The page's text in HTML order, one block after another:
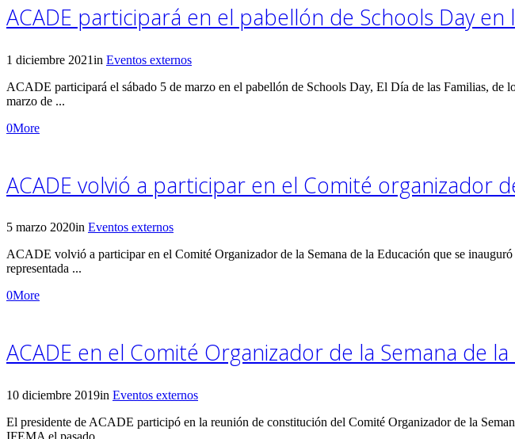
ACADE participará en el pabellón de Schools Day
1 diciembre 2021in Eventos externos
ACADE participará el sábado 5 de marzo en el pabellón de Schools Day, El Día de las Familias, de
marzo de ...
0More
ACADE volvió a participar en el Comité organizador
5 marzo 2020in Eventos externos
ACADE volvió a participar en el Comité Organizador de la Semana de la Educación que se
representada ...
0More
ACADE en el Comité Organizador de la Semana de
10 diciembre 2019in Eventos externos
El presidente de ACADE participó en la reunión de constitución del Comité Organizador de la
IFEMA el pasado ...